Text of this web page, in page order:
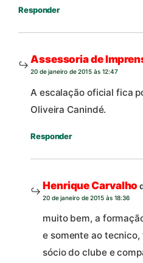
Responder
Assessoria de
20 de janeiro de 2015 às 12:47
A escalação oficial fica
Oliveira Canindé.
Responder
Henrique Carvalho
20 de janeiro de 2015 às 18:36
muito bem, a
e somente ao
sócio do clube e